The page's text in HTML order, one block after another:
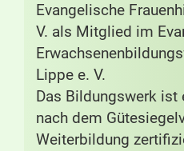
Evangelische
V. als Mitglied im
Lippe e. V.
Das Bildungswerk ist
nach dem
Weiterbildung